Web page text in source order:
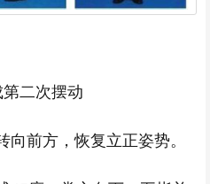
二次摆动
前方，恢复立正姿势。